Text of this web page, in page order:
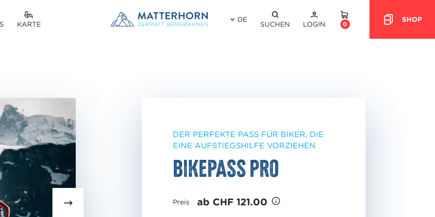
KARTE
DE
SUCHEN LOGIN HEADER.CART
0
SHOP
DER PERFEKTE PASS FÜR BIKER, DIE
EINE AUFSTIEGSHILFE VORZIEHEN
Bikepass Pro
Preis ab CHF 121.00